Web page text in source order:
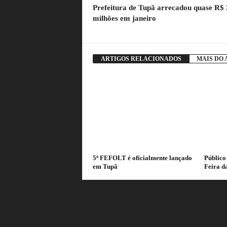
Prefeitura de Tupã arrecadou quase R$
milhões em janeiro
ARTIGOS RELACIONADOS MAIS DO
5º FEFOLT é oficialmente lançado
em Tupã
Feira